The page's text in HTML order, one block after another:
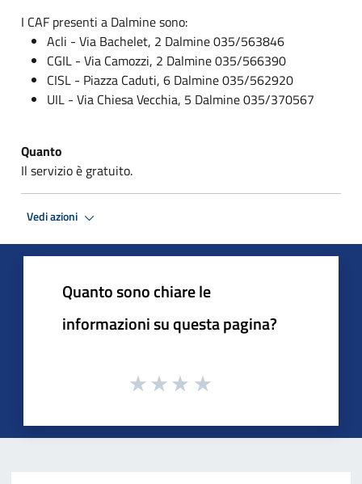
I CAF presenti a Dalmine sono:
Acli - Via Bachelet, 2 Dalmine 035/563846
CGIL - Via Camozzi, 2 Dalmine 035/566390
CISL - Piazza Caduti, 6 Dalmine 035/562920
UIL - Via Chiesa Vecchia, 5 Dalmine 035/370567
Quanto
Il servizio è gratuito.
Vedi azioni
Quanto sono chiare le
informazioni su questa pagina?